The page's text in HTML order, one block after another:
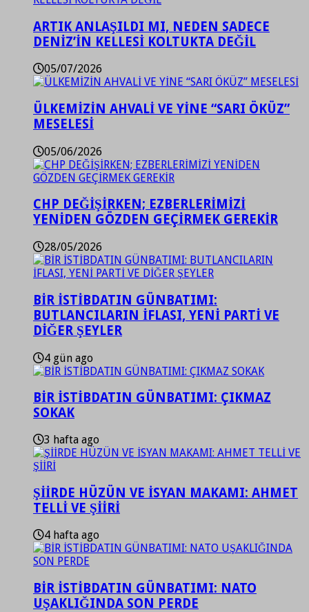
ARTIK ANLAŞILDI MI, NEDEN SADECE
DENİZ’İN KELLESİ KOLTUKTA DEĞİL
05/07/2026
ÜLKEMİZİN AHVALİ VE YİNE “SARI ÖKÜZ”
MESELESİ
05/06/2026
CHP DEĞİŞİRKEN; EZBERLERİMİZİ
YENİDEN GÖZDEN GEÇİRMEK GEREKİR
28/05/2026
BİR İSTİBDATIN GÜNBATIMI:
BUTLANCILARIN İFLASI, YENİ PARTİ VE
DİĞER ŞEYLER
4 gün ago
BİR İSTİBDATIN GÜNBATIMI: ÇIKMAZ
SOKAK
3 hafta ago
ŞİİRDE HÜZÜN VE İSYAN MAKAMI: AHMET
TELLİ VE ŞİİRİ
4 hafta ago
BİR İSTİBDATIN GÜNBATIMI: NATO
UŞAKLIĞINDA SON PERDE